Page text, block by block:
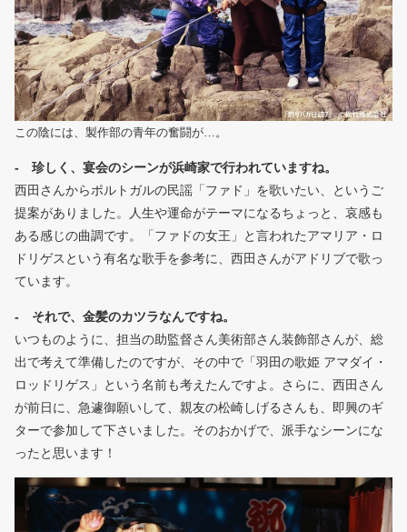
この陰には、製作部の青年の奮闘が…。
- 珍しく、宴会のシーンが浜崎家で行われていますね。
西田さんからポルトガルの民謡「ファド」を歌いたい、というご
提案がありました。人生や運命がテーマになるちょっと、哀感も
ある感じの曲調です。「ファドの女王」と言われたアマリア・ロ
ドリゲスという有名な歌手を参考に、西田さんがアドリブで歌っ
ています。
- それで、金髪のカツラなんですね。
いつものように、担当の助監督さん美術部さん装飾部さんが、総
出で考えて準備したのですが、その中で「羽田の歌姫 アマダイ・
ロッドリゲス」という名前も考えたんですよ。さらに、西田さん
が前日に、急遽御願いして、親友の松崎しげるさんも、即興のギ
ターで参加して下さいました。そのおかげで、派手なシーンにな
ったと思います！